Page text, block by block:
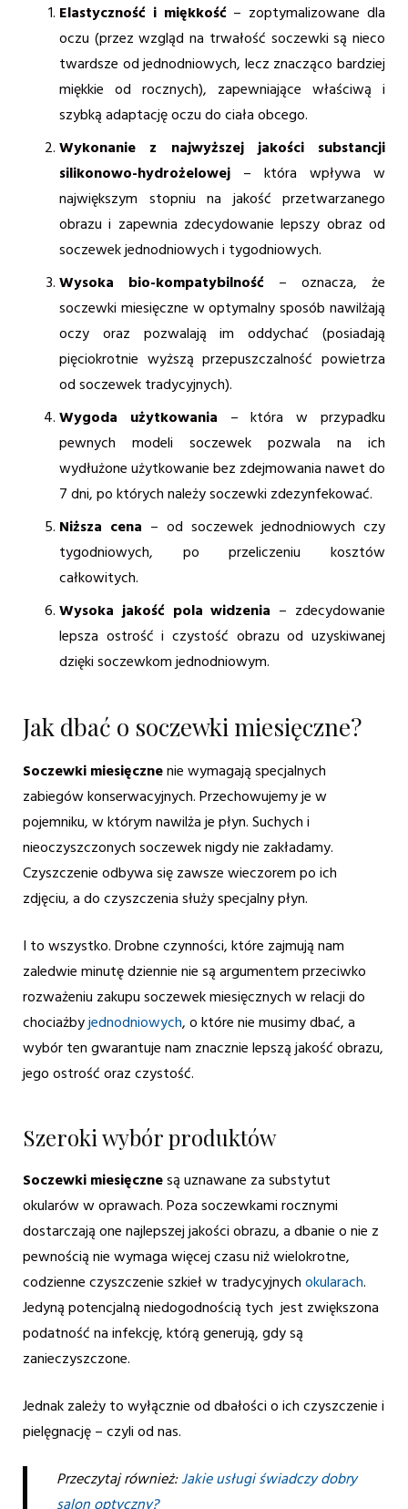
Elastyczność i miękkość– zoptymalizowane dla
oczu (przez wzgląd na trwałość soczewki są nieco
twardsze od jednodniowych, lecz znacząco bardziej
miękkie od rocznych), zapewniające właściwą i
szybką adaptację oczu do ciała obcego.
Wykonanie z najwyższej jakości substancji
silikonowo-hydrożelowej – która wpływa w
największym stopniu na jakość przetwarzanego
obrazu i zapewnia zdecydowanie lepszy obraz od
soczewek jednodniowych i tygodniowych.
Wysoka bio-kompatybilność – oznacza, że
soczewki miesięczne w optymalny sposób nawilżają
oczy oraz pozwalają im oddychać (posiadają
pięciokrotnie wyższą przepuszczalność powietrza
od soczewek tradycyjnych).
Wygoda użytkowania – która w przypadku
pewnych modeli soczewek pozwala na ich
wydłużone użytkowanie bez zdejmowania nawet do
7 dni, po których należy soczewki zdezynfekować.
Niższa cena – od soczewek jednodniowych czy
tygodniowych, po przeliczeniu kosztów
całkowitych.
Wysoka jakość pola widzenia – zdecydowanie
lepsza ostrość i czystość obrazu od uzyskiwanej
dzięki soczewkom jednodniowym.
Jak dbać o soczewki miesięczne?
Soczewki miesięcznenie wymagają specjalnych
zabiegów konserwacyjnych. Przechowujemy je w
pojemniku, w którym nawilża je płyn. Suchych i
nieoczyszczonych soczewek nigdy nie zakładamy.
Czyszczenie odbywa się zawsze wieczorem po ich
zdjęciu, a do czyszczenia służy specjalny płyn.
I to wszystko. Drobne czynności, które zajmują nam
zaledwie minutę dziennie nie są argumentem przeciwko
rozważeniu zakupu soczewek miesięcznych w relacji do
chociażbyjednodniowych, o które nie musimy dbać, a
wybór ten gwarantuje nam znacznie lepszą jakość obrazu,
jego ostrość oraz czystość.
Szeroki wybór produktów
Soczewki miesięcznesą uznawane za substytut
okularów w oprawach. Poza soczewkami rocznymi
dostarczają one najlepszej jakości obrazu, a dbanie o nie z
pewnością nie wymaga więcej czasu niż wielokrotne,
codzienne czyszczenie szkieł w tradycyjnychokularach.
Jedyną potencjalną niedogodnością tych jest zwiększona
podatność na infekcję, którą generują, gdy są
zanieczyszczone.
Jednak zależy to wyłącznie od dbałości o ich czyszczenie i
pielęgnację – czyli od nas.
Przeczytaj również:Jakie usługi świadczy dobry